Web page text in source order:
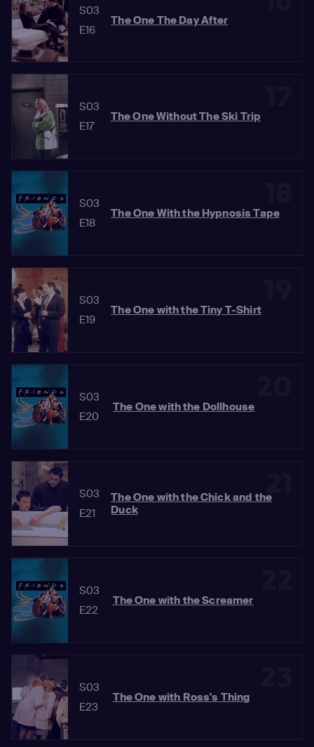
S03
E16
The One The Day After
S03
E17
The One Without The Ski Trip
S03
E18
The One With the Hypnosis Tape
S03
E19
The One with the Tiny T-Shirt
S03
E20
The One with the Dollhouse
S03
E21
The One with the Chick and the
Duck
S03
E22
The One with the Screamer
S03
E23
The One with Ross's Thing